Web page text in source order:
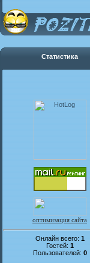
Статистика
оптимизация сайта
Онлайн всего: 1
Гостей: 1
Пользователей: 0